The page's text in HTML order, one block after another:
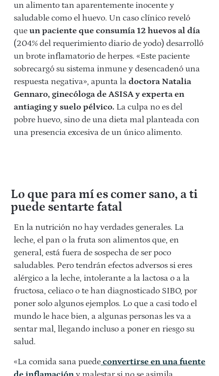
un alimento tan aparentemente inocente y
saludable como el huevo. Un caso clínico reveló
que un paciente que consumía 12 huevos al día
(204% del requerimiento diario de yodo) desarrolló
un brote inflamatorio de herpes. «Este paciente
sobrecargó su sistema inmune y desencadenó una
respuesta negativa», apunta la doctora Natalia
Gennaro, ginecóloga de ASISA y experta en
antiaging y suelo pélvico. La culpa no es del
pobre huevo, sino de una dieta mal planteada con
una presencia excesiva de un único alimento.
Lo que para mí es comer sano, a ti
puede sentarte fatal
En la nutrición no hay verdades generales. La
leche, el pan o la fruta son alimentos que, en
general, está fuera de sospecha de ser poco
saludables. Pero tendrán efectos adversos si eres
alérgico a la leche, intolerante a la lactosa o a la
fructosa, celiaco o te han diagnosticado SIBO, por
poner solo algunos ejemplos. Lo que a casi todo el
mundo le hace bien, a algunas personas les va a
sentar mal, llegando incluso a poner en riesgo su
salud.
«La comida sana puede convertirse en una fuente